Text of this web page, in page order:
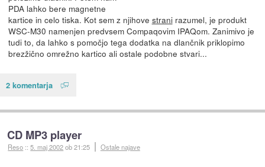
PDA lahko bere magnetne
kartice in celo tiska. Kot sem z njihove stranirazumel, je produkt
WSC-M30 namenjen predvsem Compaqovim IPAQom. Zanimivo je
tudi to, da lahko s pomočjo tega dodatka na dlančnik priklopimo
brezžično omrežno kartico ali ostale podobne stvari...
2 komentarja
CD MP3 player
Reso ::5. maj 2002ob 21:25 Ostale najave